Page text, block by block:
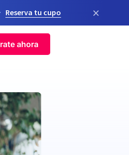
Reserva tu cupo ×
ahora